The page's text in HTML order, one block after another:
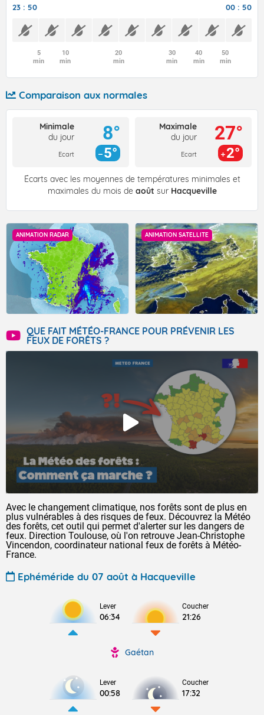
23 : 50 00 : 50
5
min
10
min
20
min
30
min
40
min
50
min
Comparaison aux normales
Minimale
du jour
Ecart
8°
5°
Maximale
du jour
Ecart
27°
2°
Écarts avec les moyennes de températures minimales et
maximales du mois de août sur Hacqueville
ANIMATION RADAR ANIMATION SATELLITE
QUE FAIT MÉTÉO-FRANCE POUR PRÉVENIR LES
FEUX DE FORÊTS ?
Avec le changement climatique, nos forêts sont de plus en
plus vulnérables à des risques de feux. Découvrez la Météo
des forêts, cet outil qui permet d'alerter sur les dangers de
feux. Direction Toulouse, où l'on retrouve Jean-Christophe
Vincendon, coordinateur national feux de forêts à Météo-
France.
Ephéméride du 07 août à Hacqueville
Lever
06:34
Coucher
21:26
Gaétan
Lever
00:58
Coucher
17:32